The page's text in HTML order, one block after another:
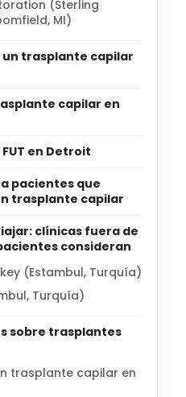
(Sterling
MI)
trasplante capilar
capilar en
FUT en Detroit
pacientes que
trasplante capilar
clínicas fuera de
consideran
(Estambul, Turquía)
Turquía)
sobre trasplantes
trasplante capilar en